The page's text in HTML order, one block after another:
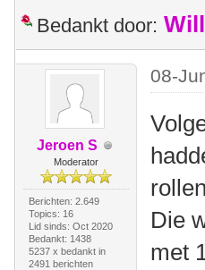
Bedankt door:
Jeroen S
Moderator
Berichten: 2.649
Topics: 16
Lid sinds: Oct 2020
Bedankt: 1438
5237 x bedankt in
2491 berichten
08-
Die
met